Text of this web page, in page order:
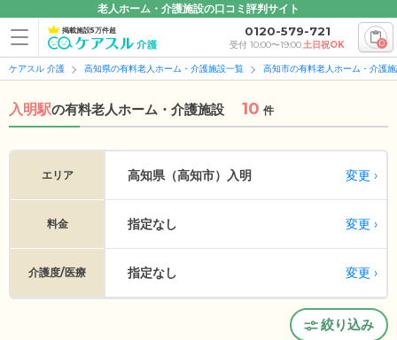
老人ホーム・介護施設の口コミ評判サイト
掲載施設5万件超 0120-579-721
受付 10:00〜19:00土日祝OK 0
ケアスル 介護 高知県の有料老人ホーム・介護施設一覧 高知市の有料老人ホーム・介護
入明駅の有料老人ホーム・介護施設 10 件
エリア 高知県（高知市） 入明 変更
料金 指定なし 変更
介護度/医療 指定なし 変更
絞り込み